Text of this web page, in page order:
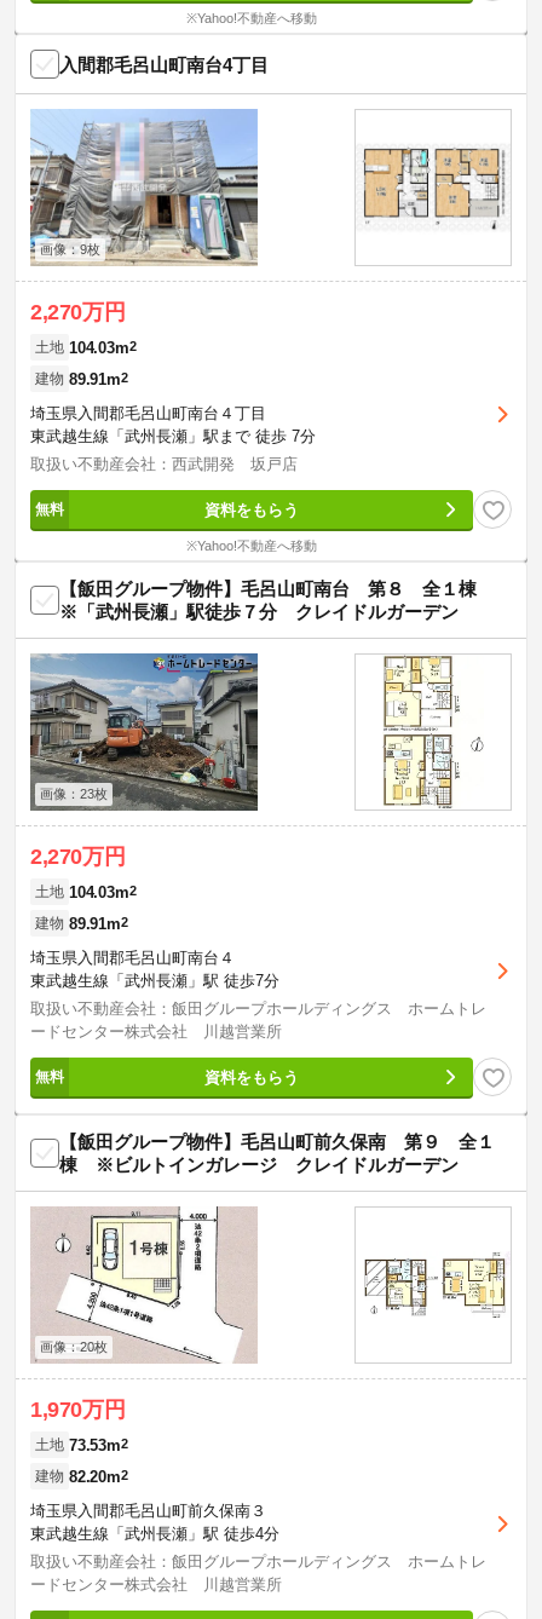
※Yahoo!不動産へ移動
入間郡毛呂山町南台4丁目
画像：9枚
2,270万円
土地 104.03m2
建物 89.91m2
埼玉県入間郡毛呂山町南台４丁目
東武越生線「武州長瀬」駅まで 徒歩 7分
取扱い不動産会社：西武開発 坂戸店
資料をもらう
※Yahoo!不動産へ移動
【飯田グループ物件】毛呂山町南台 第８ 全１棟
※「武州長瀬」駅徒歩７分 クレイドルガーデン
画像：23枚
2,270万円
土地 104.03m2
建物 89.91m2
埼玉県入間郡毛呂山町南台４
東武越生線「武州長瀬」駅 徒歩7分
取扱い不動産会社：飯田グループホールディングス ホームトレ
ードセンター株式会社 川越営業所
資料をもらう
【飯田グループ物件】毛呂山町前久保南 第９ 全１
棟 ※ビルトインガレージ クレイドルガーデン
画像：20枚
1,970万円
土地 73.53m2
建物 82.20m2
埼玉県入間郡毛呂山町前久保南３
東武越生線「武州長瀬」駅 徒歩4分
取扱い不動産会社：飯田グループホールディングス ホームトレ
ードセンター株式会社 川越営業所